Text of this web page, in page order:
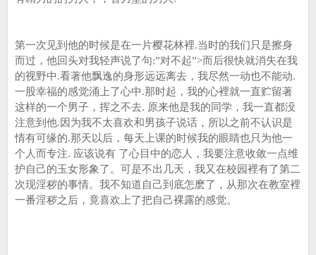
第一次见到他的时候是在一片樱花林裡.当时的我们只是擦身
而过，他回头对我轻声说了句:”对不起”>而后很快就消失在我
的视野中.看著他飘逸的身形远远离去，我尽然一动也不能动.
一股幸福的感觉涌上了心中.那时起，我的心裡就一直贮留著
这样的一个男子，挥之不去. 原来他是我的同学，我一直都没
注意到他.因为我不太喜欢和男孩子说话，所以之前不认识是
情有可缘的.那天以后，每天上课的时候我的眼睛也只为他一
个人而专注. 应该说有 了心目中的恋人，我要注意收敛一点维
护自己的玉女形象了。可是不出几天，我又在校园裡有了第二
次现淫秽的事情。我不知道自己到底怎麽了，从那次在教室裡
一番淫秽之后，竟喜欢上了把自己裸露的感觉。